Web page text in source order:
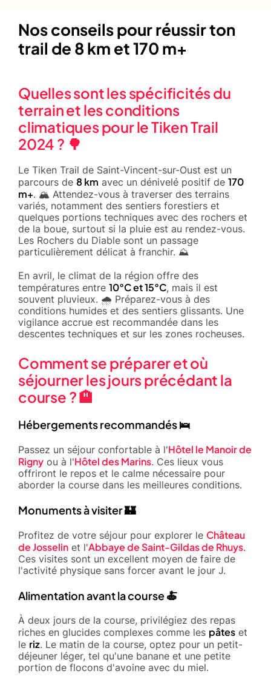
Nos conseils pour réussir ton
trail de 8 km et 170 m+
Quelles sont les spécificités du
terrain et les conditions
climatiques pour le Tiken Trail
2024 ? 🌳
Le Tiken Trail de Saint-Vincent-sur-Oust est un
parcours de 8 km avec un dénivelé positif de 170
m+. 🏔️ Attendez-vous à traverser des terrains
variés, notamment des sentiers forestiers et
quelques portions techniques avec des rochers et
de la boue, surtout si la pluie est au rendez-vous.
Les Rochers du Diable sont un passage
particulièrement délicat à franchir. ⛰️
En avril, le climat de la région offre des
températures entre 10°C et 15°C, mais il est
souvent pluvieux. 🌧️ Préparez-vous à des
conditions humides et des sentiers glissants. Une
vigilance accrue est recommandée dans les
descentes techniques et sur les zones rocheuses.
Comment se préparer et où
séjourner les jours précédant la
course ? 🏨
Hébergements recommandés 🛌
Passez un séjour confortable à l'Hôtel le Manoir de
Rigny ou à l'Hôtel des Marins. Ces lieux vous
offriront le repos et le calme nécessaire pour
aborder la course dans les meilleures conditions.
Monuments à visiter 🏰
Profitez de votre séjour pour explorer le Château
de Josselin et l'Abbaye de Saint-Gildas de Rhuys.
Ces visites sont un excellent moyen de faire de
l'activité physique sans forcer avant le jour J.
Alimentation avant la course 🍝
À deux jours de la course, privilégiez des repas
riches en glucides complexes comme les pâtes et
le riz. Le matin de la course, optez pour un petit-
déjeuner léger, tel qu'une banane et une petite
portion de flocons d'avoine avec du miel.